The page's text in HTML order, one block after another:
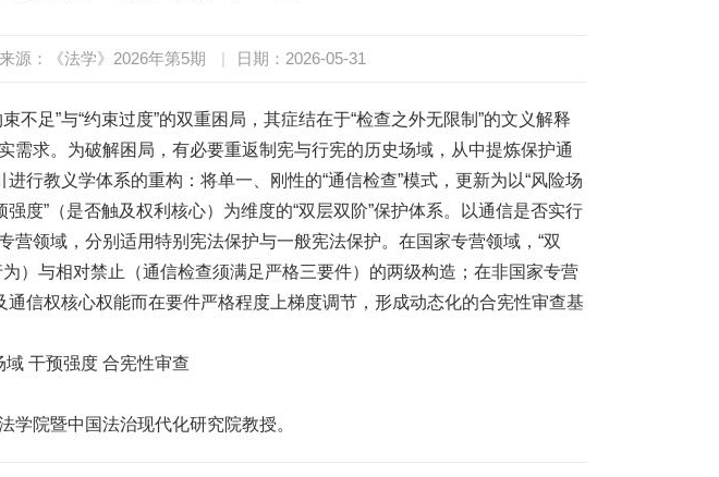
来源：《法学》2026年第5期 | 日期：2026-05-31
不足”与“约束过度”的双重困局，其症结在于“检查之外无限制”的文义解释
需求。为破解困局，有必要重返制宪与行宪的历史场域，从中提炼保护通
行教义学体系的重构：将单一、刚性的“通信检查”模式，更新为以“风险场
度”（是否触及权利核心）为维度的“双层双阶”保护体系。以通信是否实行
营领域，分别适用特别宪法保护与一般宪法保护。在国家专营领域，“双
）与相对禁止（通信检查须满足严格三要件）的两级构造；在非国家专营
通信权核心权能而在要件严格程度上梯度调节，形成动态化的合宪性审查基
干预强度 合宪性审查
学院暨中国法治现代化研究院教授。